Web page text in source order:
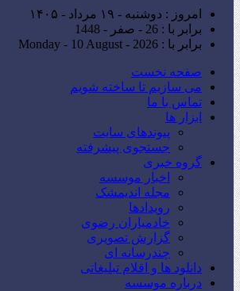
امروز : دوشنبه - ۱۹ مرداد - ۱۴۰۵
برابر با : 26 - صفر - 1448
برابر با : Monday - 10 August - 2026
صفحه نخست
می سازیم تا ساخته شویم
تماس با ما
ابزار ها
پیوندهای سایت
جستجوی پیشرفته
گروه خبری
اخبار موسسه
مجله اندیمشک
رویدادها
خادمیاران رضوی
گزارش تصویری
چندرسانه ای
دانلود ها و اقلام تبلیغاتی
درباره موسسه